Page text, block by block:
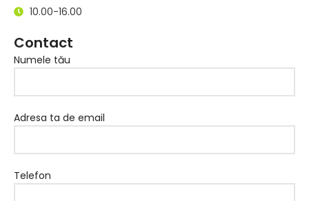
10.00-16.00
Contact
Numele tău
Adresa ta de email
Telefon